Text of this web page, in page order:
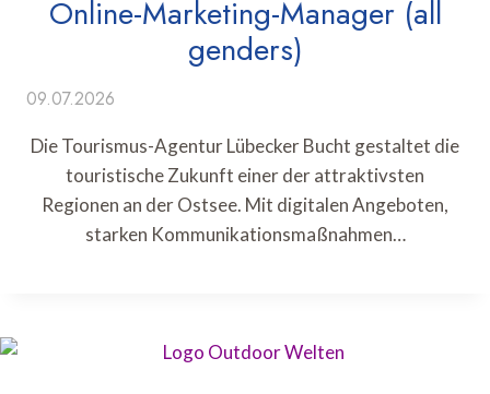
Online-Marketing-Manager (all
genders)
09.07.2026
Die Tourismus-Agentur Lübecker Bucht gestaltet die
touristische Zukunft einer der attraktivsten
Regionen an der Ostsee. Mit digitalen Angeboten,
starken Kommunikationsmaßnahmen…